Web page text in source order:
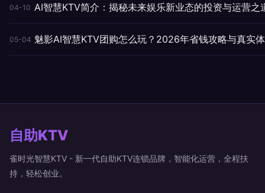
04-10 AI智慧KTV简介：揭秘未来娱乐新业态的投资与运营之
05-04 魅影AI智慧KTV团购怎么玩？2026年省钱攻略与真实
自助KTV
雀时光智慧KTV - 新一代自助KTV连锁品牌，智能化运营，全程扶
持，轻松创业。